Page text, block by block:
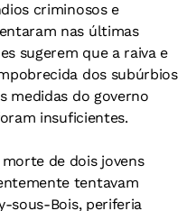
criminosos e
nas últimas
sugerem que a raiva e
dos subúrbios
medidas do governo
insuficientes.
de dois jovens
tentavam
sous-Bois, periferia